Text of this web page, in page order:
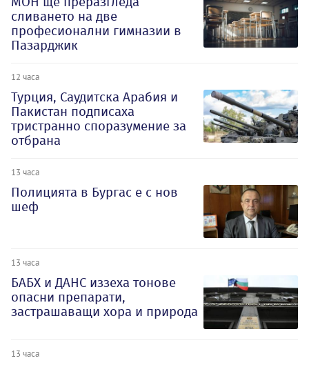
сливането на две
професионални гимназии в
Пазарджик
12 часа
Турция, Саудитска Арабия и
Пакистан подписаха
тристранно споразумение за
отбрана
13 часа
Полицията в Бургас е с нов
шеф
13 часа
БАБХ и ДАНС иззеха тонове
опасни препарати,
застрашаващи хора и природа
13 часа